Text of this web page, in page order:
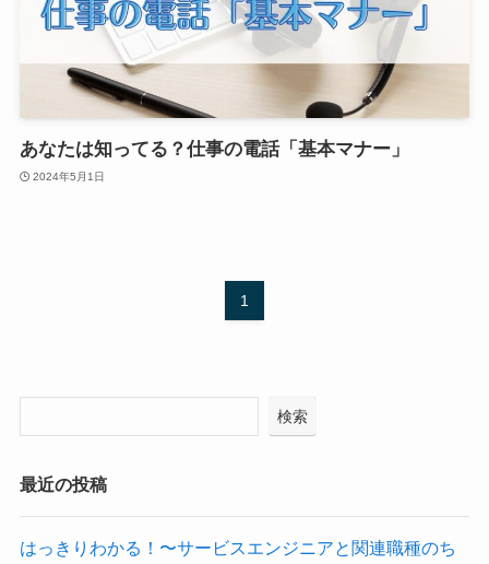
あなたは知ってる？仕事の電話「基本マナー」
2024年5月1日
1
検索
最近の投稿
はっきりわかる！〜サービスエンジニアと関連職種のち